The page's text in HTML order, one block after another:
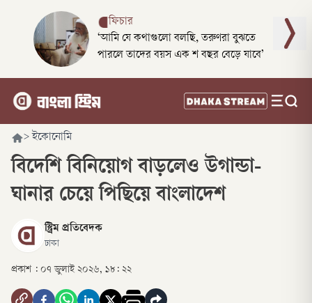
ফিচার
‘আমি যে কথাগুলো বলছি, তরুণরা বুঝতে
পারলে তাদের বয়স এক শ বছর বেড়ে যাবে’
> ইকোনোমি
বিদেশি বিনিয়োগ বাড়লেও উগান্ডা-
ঘানার চেয়ে পিছিয়ে বাংলাদেশ
স্ট্রিম প্রতিবেদক
ঢাকা
প্রকাশ : ০৭ জুলাই ২০২৬, ১৮: ২২